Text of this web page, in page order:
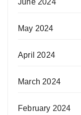
June 2024
May 2024
April 2024
March 2024
February 2024